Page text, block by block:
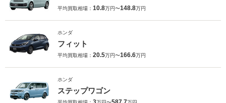
平均買取相場： 10.8万円〜148.8万円
ホンダ
フィット
平均買取相場： 20.5万円〜166.6万円
ホンダ
ステップワゴン